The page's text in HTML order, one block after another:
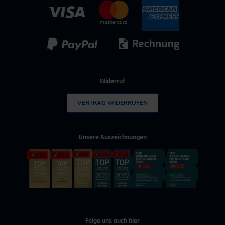
IT & Digitalisierung
Technischer Vertrieb
Widerruf
VERTRAG WIDERRUFEN
Unsere Auszeichnungen
Folge uns auch hier